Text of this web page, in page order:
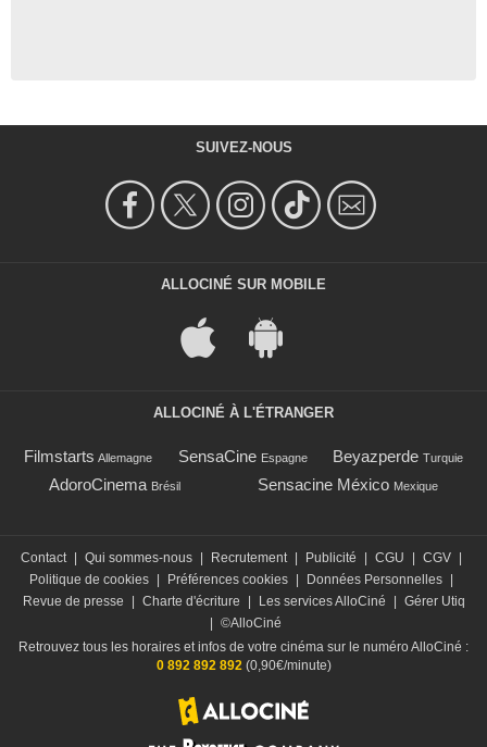
SUIVEZ-NOUS
ALLOCINÉ SUR MOBILE
ALLOCINÉ À L'ÉTRANGER
Filmstarts Allemagne SensaCine Espagne Beyazperde Turquie
AdoroCinema Brésil Sensacine México Mexique
Contact | Qui sommes-nous | Recrutement | Publicité | CGU | CGV |
Politique de cookies | Préférences cookies | Données Personnelles |
Revue de presse
| Charte d'écriture | Les services AlloCiné | Gérer Utiq
| ©AlloCiné
Retrouvez tous les horaires et infos de votre cinéma sur le numéro AlloCiné :
0 892 892 892 (0,90€/minute)